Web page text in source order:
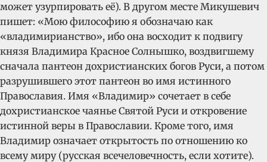
может узурпировать её). В другом месте Микушевич
пишет: «Мою философию я обозначаю как
«владимирианство», ибо она восходит к подвигу
князя Владимира Красное Солнышко, воздвигшему
сначала пантеон дохристианских богов Руси, а потом
разрушившего этот пантеон во имя истинного
Православия. Имя «Владимир» сочетает в себе
дохристианское чаянье Святой Руси и откровение
истинной веры в Православии. Кроме того, имя
Владимир означает открытость по отношению ко
всему миру (русская всечеловечность, если хотите).